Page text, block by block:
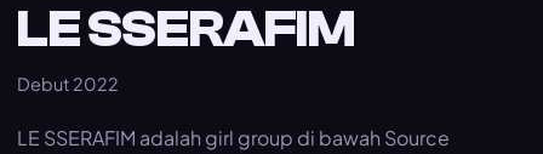
LE SSERAFIM
Debut 2022
LE SSERAFIM adalah girl group di bawah Source